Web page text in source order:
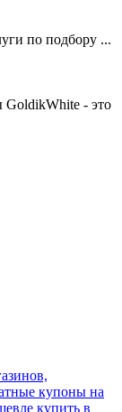
по подбору ...
GoldikWhite - это
купоны на
купить в